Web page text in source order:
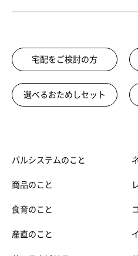
宅配をご検討の方
選べるおためしセット
パルシステムのこと
商品のこと
食育のこと
産直のこと